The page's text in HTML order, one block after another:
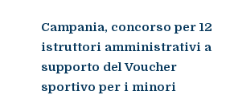
Campania, concorso per 12
istruttori amministrativi a
supporto del Voucher
sportivo per i minori